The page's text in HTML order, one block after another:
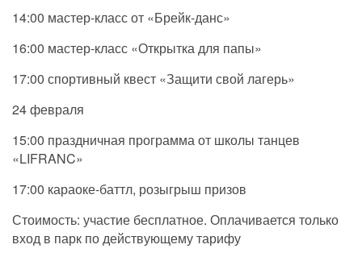
14:00 мастер-класс от «Брейк-данс»
16:00 мастер-класс «Открытка для папы»
17:00 спортивный квест «Защити свой лагерь»
24 февраля
15:00 праздничная программа от школы танцев
«LIFRANC»
17:00 караоке-баттл, розыгрыш призов
Стоимость: участие бесплатное. Оплачивается только
вход в парк по действующему тарифу